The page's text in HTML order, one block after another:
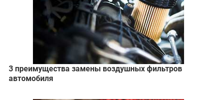
3 преимущества замены воздушных фильтров
автомобиля